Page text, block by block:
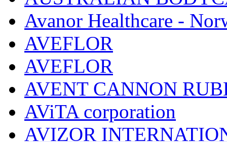
Avanor Healthcare -
AVEFLOR
AVEFLOR
AVENT CANNON
AViTA corporation
AVIZOR